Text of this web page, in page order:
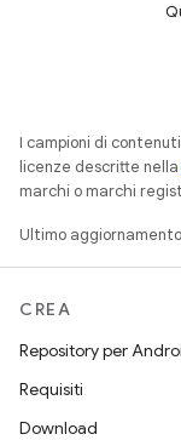
I campioni di
licenze descritte nella
marchi o marchi
Ultimo
CREA
Repository per
Requisiti
Download